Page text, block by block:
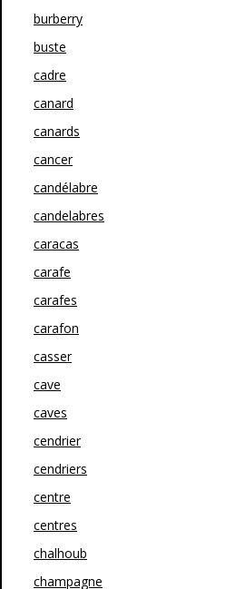
burberry
buste
cadre
canard
canards
cancer
candélabre
candelabres
caracas
carafe
carafes
carafon
casser
cave
caves
cendrier
cendriers
centre
centres
chalhoub
champagne